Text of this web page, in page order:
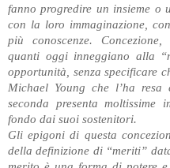
fanno progredire un insieme o
con la loro immaginazione,
più conoscenze.
quanti oggi inneggiano alla
opportunità, senza specificare
Michael Young che l’ha
seconda presenta moltissime
fondo dai suoi sostenitori.
Gli epigoni di questa
della definizione di “meriti”